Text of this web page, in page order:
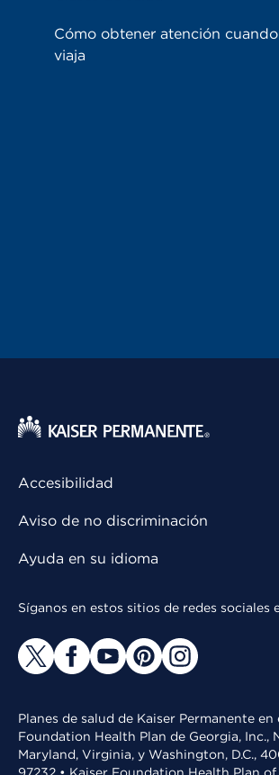
Cómo obtener atención cuando
viaja
Accesibilidad
Aviso de no discriminación
Ayuda en su idioma
Síganos en estos sitios de redes
Planes de salud de Kaiser Permanente
Foundation Health Plan de Georgia,
Maryland, Virginia, y Washington, D.C.,